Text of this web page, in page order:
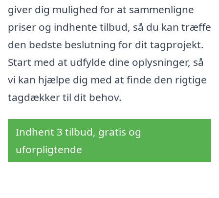
giver dig mulighed for at sammenligne
priser og indhente tilbud, så du kan træffe
den bedste beslutning for dit tagprojekt.
Start med at udfylde dine oplysninger, så
vi kan hjælpe dig med at finde den rigtige
tagdækker til dit behov.
Indhent 3 tilbud, gratis og
uforpligtende